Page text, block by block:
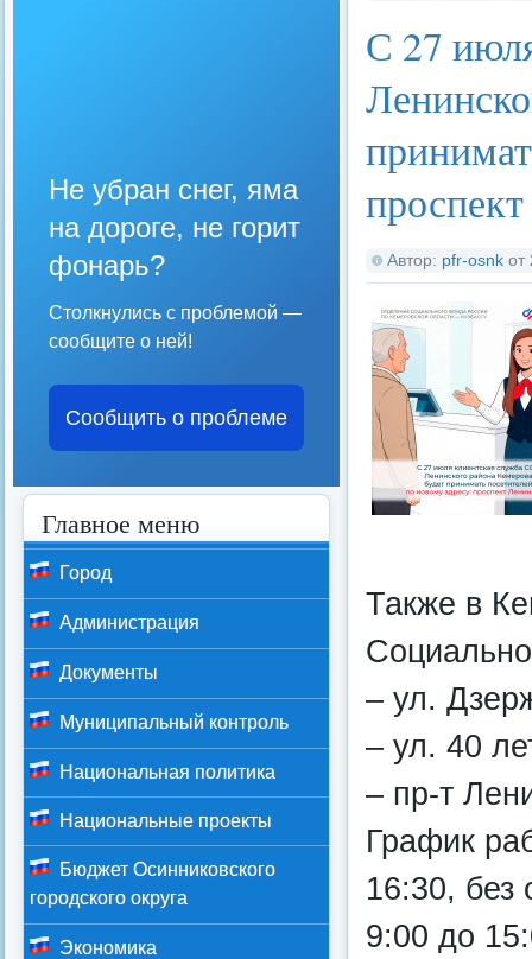
С 27
Автор: pfr-osnk от
Также в
– ул.
– ул. 40
– пр-т
График
16:30,
9:00 до
Не убран снег, яма
на дороге, не горит
фонарь?
Столкнулись с проблемой —
сообщите о ней!
Сообщить о проблеме
Главное меню
Город
Администрация
Документы
Муниципальный контроль
Национальная политика
Национальные проекты
Бюджет Осинниковского
городского округа
Экономика